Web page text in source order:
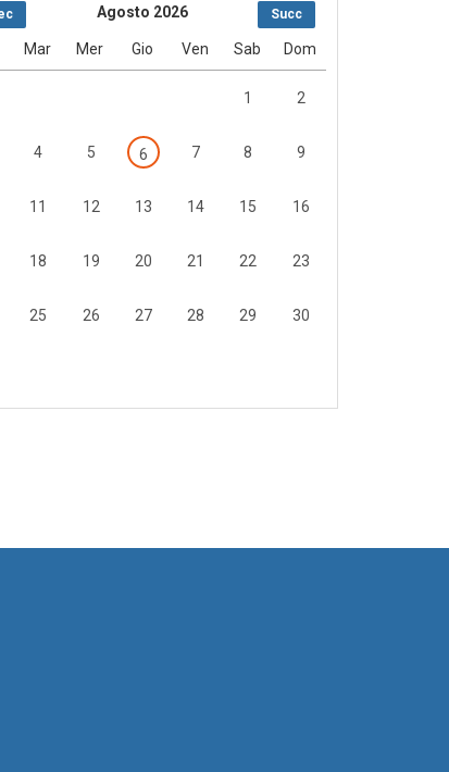
Succ
Agosto 2026
Mar Mer Gio Ven Sab Dom
1 2
4 5 6 7 8 9
11 12 13 14 15 16
18 19 20 21 22 23
25 26 27 28 29 30